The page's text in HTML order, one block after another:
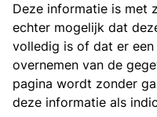
Deze informatie is met
echter mogelijk dat
volledig is of dat er
overnemen van de
pagina wordt zonder
deze informatie als